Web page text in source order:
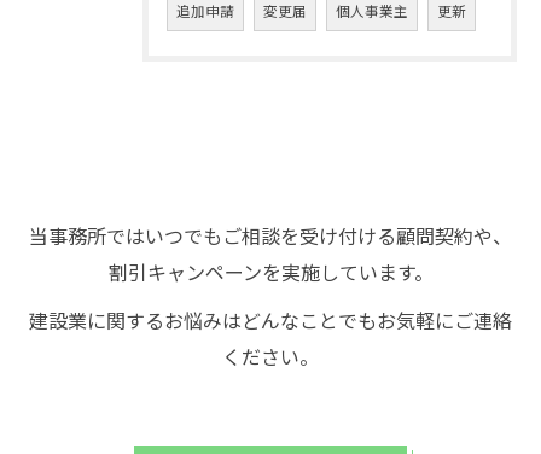
追加申請 変更届 個人事業主 更新
当事務所ではいつでもご相談を受け付ける顧問契約や、
割引キャンペーンを実施しています。
建設業に関するお悩みはどんなことでもお気軽にご連絡
ください。